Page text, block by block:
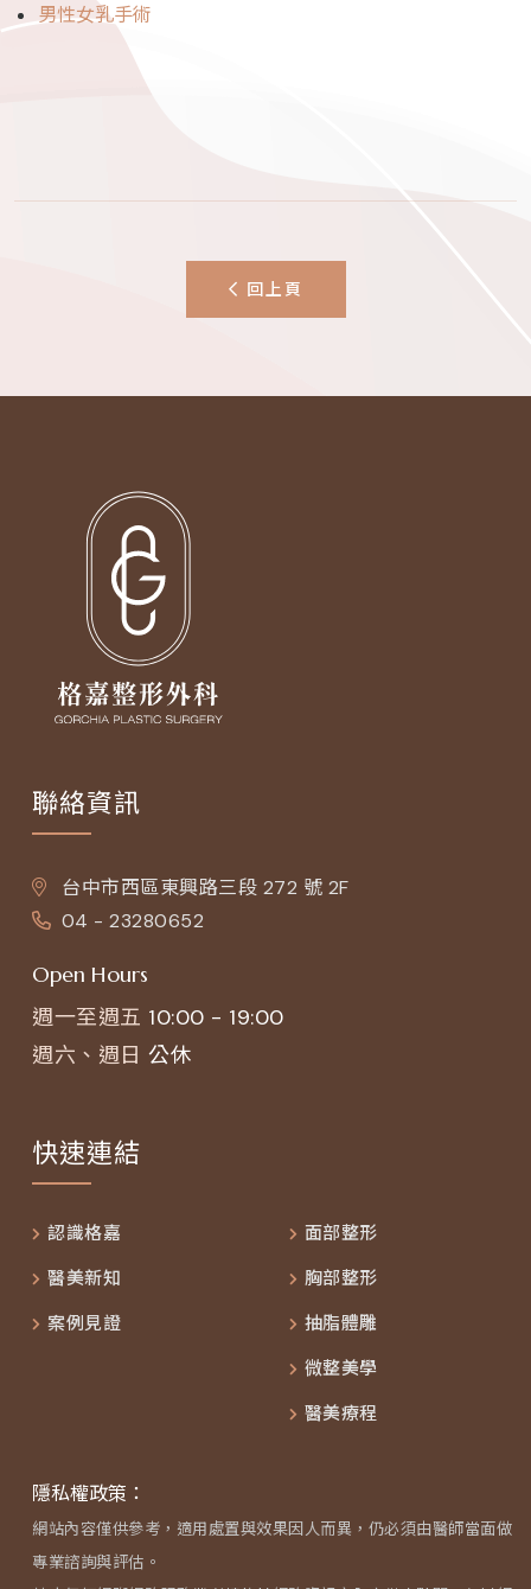
男性女乳手術
回上頁
聯絡資訊
台中市西區東興路三段 272 號 2F
04 - 23280652
Open Hours
週一至週五 10:00 - 19:00
週六、週日 公休
快速連結
認識格嘉
醫美新知
案例見證
面部整形
胸部整形
抽脂體雕
微整美學
醫美療程
隱私權政策：
網站內容僅供參考，適用處置與效果因人而異，仍必須由醫師當面做
專業諮詢與評估。